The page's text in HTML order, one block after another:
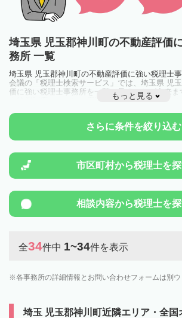
埼玉県 児玉郡神川町の不動産評価
務所 一覧
埼玉県 児玉郡神川町の不動産評価に強い税理士
会議の「税理士検索サービス」では、埼玉県 児
価に強い税理士事務所を一覧で見ることが出来
や特例制度のことは一度近隣の税理士に相談して
もっと見る
さらに条件を絞り込む
市区町村から税理士を
相談内容から税理士を
全34件中 1~34件を表示
各事務所の詳細情報とお問い合わせフォームは別
埼玉 児玉郡神川町近隣エリア・全国